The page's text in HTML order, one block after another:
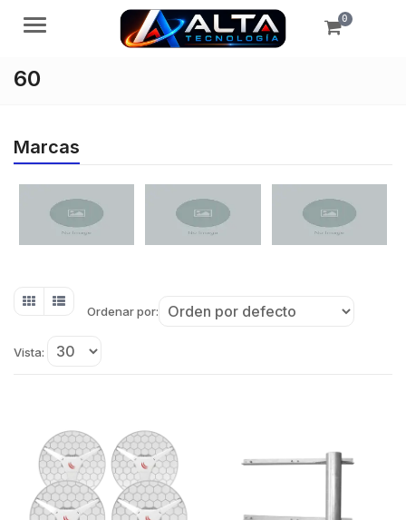
Menú 0
60
Marcas
Ordenar por:
Vista: